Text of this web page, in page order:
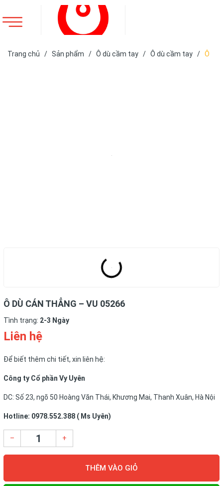
Trang chủ / Sản phẩm / Ô dù cầm tay / Ô dù cầm tay / Ô
Ô DÙ CÁN THẲNG – VU 05266
Tình trạng: 2-3 Ngày
Liên hệ
Để biết thêm chi tiết, xin liên hệ:
Công ty Cổ phần Vy Uyên
DC: Số 23, ngõ 50 Hoàng Văn Thái, Khương Mai, Thanh Xuân, Hà Nội
Hotline: 0978.552.388 ( Ms Uyên)
– +
THÊM VÀO GIỎ